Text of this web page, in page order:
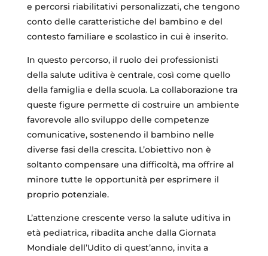
e percorsi riabilitativi personalizzati, che tengono
conto delle caratteristiche del bambino e del
contesto familiare e scolastico in cui è inserito.
In questo percorso, il ruolo dei professionisti
della salute uditiva è centrale, così come quello
della famiglia e della scuola. La collaborazione tra
queste figure permette di costruire un ambiente
favorevole allo sviluppo delle competenze
comunicative, sostenendo il bambino nelle
diverse fasi della crescita. L’obiettivo non è
soltanto compensare una difficoltà, ma offrire al
minore tutte le opportunità per esprimere il
proprio potenziale.
L’attenzione crescente verso la salute uditiva in
età pediatrica, ribadita anche dalla Giornata
Mondiale dell’Udito di quest’anno, invita a